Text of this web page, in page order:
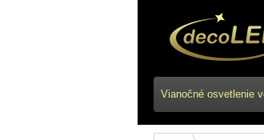
Vianočné osvetlenie